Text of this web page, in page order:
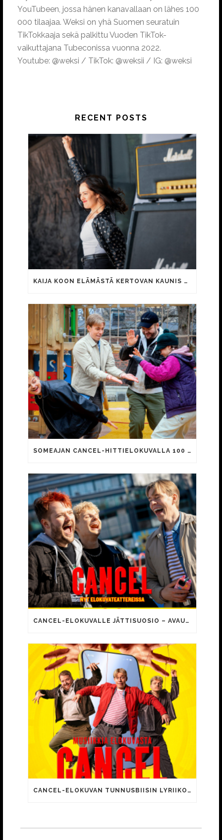
YouTubeen, jossa hänen kanavallaan on lähes 100
000 tilaajaa. Weksi on yhä Suomen seuratuin
TikTokkaaja sekä palkittu Vuoden TikTok-
vaikuttajana Tubeconissa vuonna 2022.
Youtube: @weksi / TikTok: @weksii / IG: @weksi
RECENT POSTS
KAIJA KOON ELÄMÄSTÄ KERTOVAN KAUNIS RIETAS ONNELLINEN -ELOKUVAN TRAILER JULKI
SOMEAJAN CANCEL-HITTIELOKUVALLA 100 000 KATSOJAA!
CANCEL-ELOKUVALLE JÄTTISUOSIO – AVAUSPÄIVÄNÄ JO 15 492 KATSOJAA!
CANCEL-ELOKUVAN TUNNUSBIISIN LYRIIKOISSA TUTTUJA MEEMIHOKEMIA YOUTUBE-VIDEOILTA!